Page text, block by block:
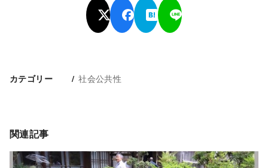
カテゴリー 社会公共性
関連記事